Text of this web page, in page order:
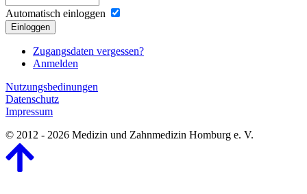
Automatisch einloggen
Einloggen
Zugangsdaten vergessen?
Anmelden
Nutzungsbedinungen
Datenschutz
Impressum
© 2012 - 2026 Medizin und Zahnmedizin Homburg e. V.